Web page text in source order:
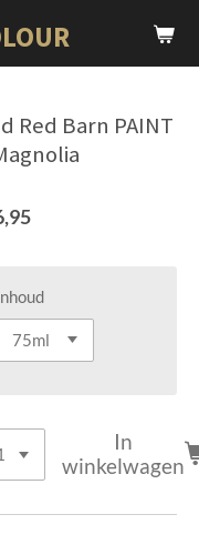
Red Barn PAINT
In
winkelwagen